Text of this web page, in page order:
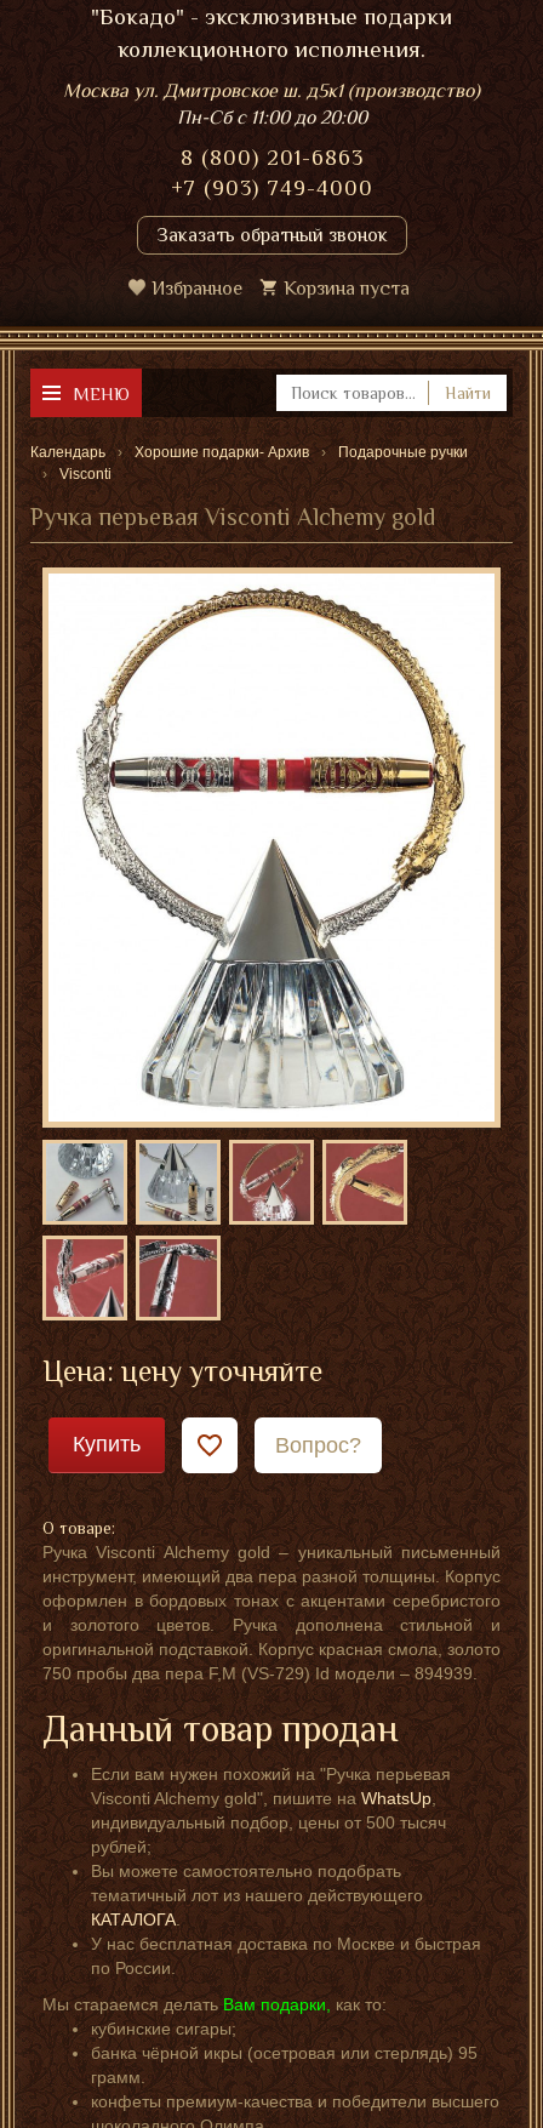
"Бокадо" - эксклюзивные подарки
коллекционного исполнения.
Москва ул. Дмитровское ш. д5к1 (производство)
Пн-Сбс 11:00 до 20:00
8 (800) 201-6863
+7 (903) 749-4000
Заказать обратный звонок
Избранное Корзина пуста
МЕНЮ Найти
Календарь Хорошие подарки- Архив
Подарочные ручки
Visconti
Ручка перьевая Visconti Alchemy gold
Цена: цену уточняйте
Купить Вопрос?
О товаре:
Ручка Visconti Alchemy gold – уникальный письменный
инструмент, имеющий два пера разной толщины. Корпус
оформлен в бордовых тонах с акцентами серебристого
и золотого цветов. Ручка дополнена стильной и
оригинальной подставкой. Корпус красная смола, золото
750 пробы два пера F,M (VS-729) Id модели – 894939.
Данный товар продан
Если вам нужен похожий на "Ручка перьевая
Visconti Alchemy gold", пишите наWhatsUp,
индивидуальный подбор, цены от 500 тысяч
рублей;
Вы можете самостоятельно подобрать
тематичный лот из нашего действующего
КАТАЛОГА.
У нас бесплатная доставка по Москве и быстрая
по России.
Мы стараемся делатьВам подарки, как то:
кубинские сигары;
банка чёрной икры (осетровая или стерлядь) 95
грамм.
конфеты премиум-качества и победители высшего